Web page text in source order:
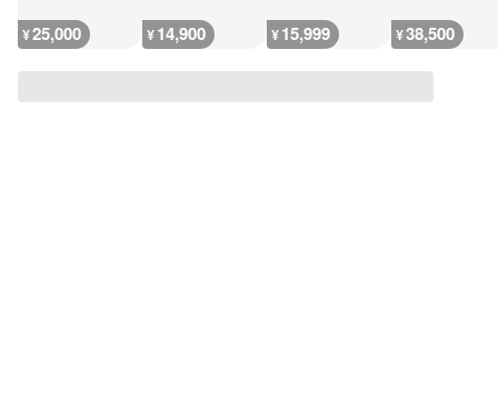
¥25,000 ¥14,900 ¥15,999 ¥38,500